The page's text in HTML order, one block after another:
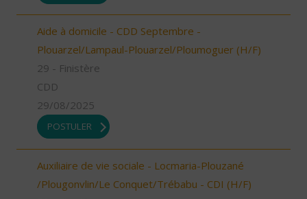
Aide à domicile - CDD Septembre -
Plouarzel/Lampaul-Plouarzel/Ploumoguer (H/F)
29 - Finistère
CDD
29/08/2025
POSTULER
Auxiliaire de vie sociale - Locmaria-Plouzané
/Plougonvlin/Le Conquet/Trébabu - CDI (H/F)